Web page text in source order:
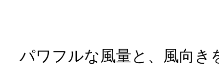
パワフルな風量と、風向き